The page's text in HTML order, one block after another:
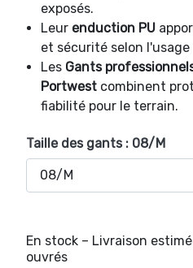
exposés.
Leur enduction PU
et sécurité selon l'usage
Les Gants
Portwest combinent
fiabilité pour le terrain.
Taille des gants : 08/M
En stock – Livraison
ouvrés